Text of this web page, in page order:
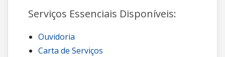
Serviços Essenciais Disponíveis:
Ouvidoria
Carta de Serviços